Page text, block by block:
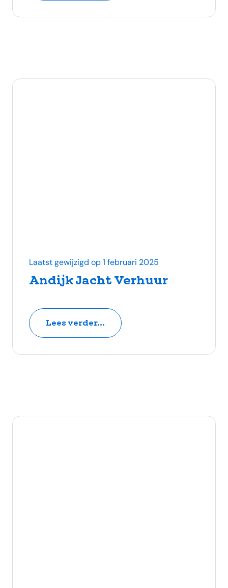
Andijk Jacht Verhuur
Laatst gewijzigd op 1 februari 2025
Lees verder...